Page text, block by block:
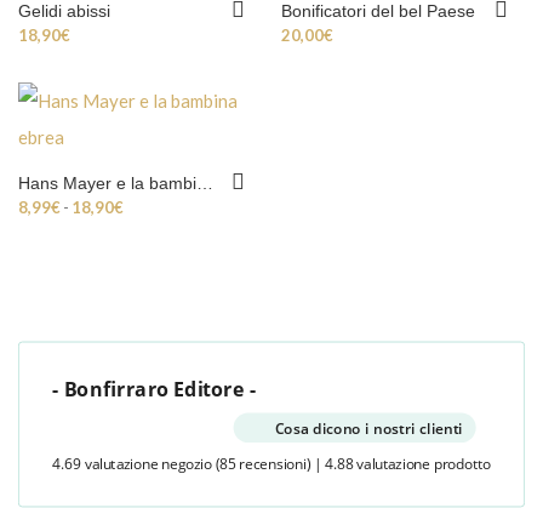
Gelidi abissi
18,90€
Bonificatori del bel Paese
20,00€
8,99€- 18,90€
- Bonfirraro Editore -
Cosa dicono i nostri clienti
4.69 valutazione negozio (85 recensioni) | 4.88 valutazione prodotto